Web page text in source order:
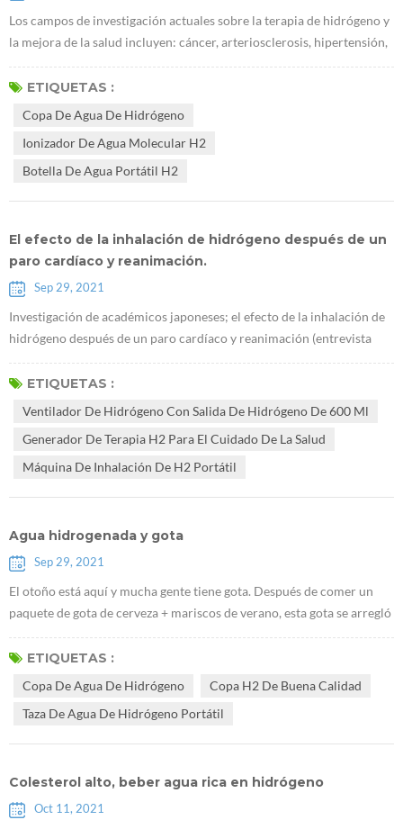
Los campos de investigación actuales sobre la terapia de hidrógeno y
la mejora de la salud incluyen: cáncer, arteriosclerosis, hipertensión,
hiperglucemia, hiperlipidemia, gota, enfermedad hepática y renal,
reumatoide, alergias, asma, Alzheimer, Parkinson, depresión, etc. más
ETIQUETAS :
Copa De Agua De Hidrógeno
Ionizador De Agua Molecular H2
Botella De Agua Portátil H2
El efecto de la inhalación de hidrógeno después de un
paro cardíaco y reanimación.
Sep 29, 2021
Investigación de académicos japoneses; el efecto de la inhalación de
hidrógeno después de un paro cardíaco y reanimación (entrevista
con Sano Motoaki) Inhalación de Ventilador de hidrógeno con salida
de hidrógeno de 600 ml a pacientes con paro cardíaco causado por
d...
ETIQUETAS :
Ventilador De Hidrógeno Con Salida De Hidrógeno De 600 Ml
Generador De Terapia H2 Para El Cuidado De La Salud
Máquina De Inhalación De H2 Portátil
Agua hidrogenada y gota
Sep 29, 2021
El otoño está aquí y mucha gente tiene gota. Después de comer un
paquete de gota de cerveza + mariscos de verano, esta gota se arregló
con éxito. La gota es un dolor articular causado por la acumulación
gradual de ácido úrico en el cuerpo y finalmente depósitos en las
ETIQUETAS :
Copa De Agua De Hidrógeno
Copa H2 De Buena Calidad
Taza De Agua De Hidrógeno Portátil
Colesterol alto, beber agua rica en hidrógeno
Oct 11, 2021